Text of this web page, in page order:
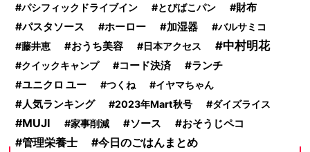
パシフィックドライブイン
とびばこパン 財布
パスタソース ホーロー 加湿器
バルサミコ
藤井恵
おうち美容 日本アクセス 中村明花
クイックキャンプ コード決済 ランチ
ユニクロ ユー つくね イヤマちゃん
人気ランキング 2023年Mart秋号 ダイズライス
MUJI 家事削減 ソース
おそうじペコ
管理栄養士
今日のごはんまとめ